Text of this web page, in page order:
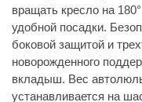
вращать кресло на
удобной посадки.
боковой защитой и
новорожденного
вкладыш. Вес
устанавливается на